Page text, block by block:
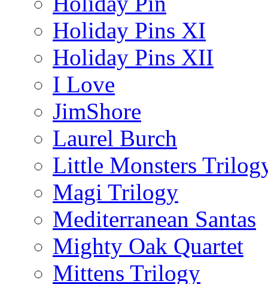
Holiday Pins XI
Holiday Pins XII
I Love
JimShore
Laurel Burch
Little Monsters
Magi Trilogy
Mediterranean Santas
Mighty Oak Quartet
Mittens Trilogy